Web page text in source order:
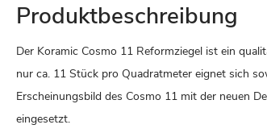
Produktbeschreibung
Der Koramic Cosmo 11 Reformziegel ist ein
nur ca. 11 Stück pro Quadratmeter eignet sich
Erscheinungsbild des Cosmo 11 mit der neuen
eingesetzt.